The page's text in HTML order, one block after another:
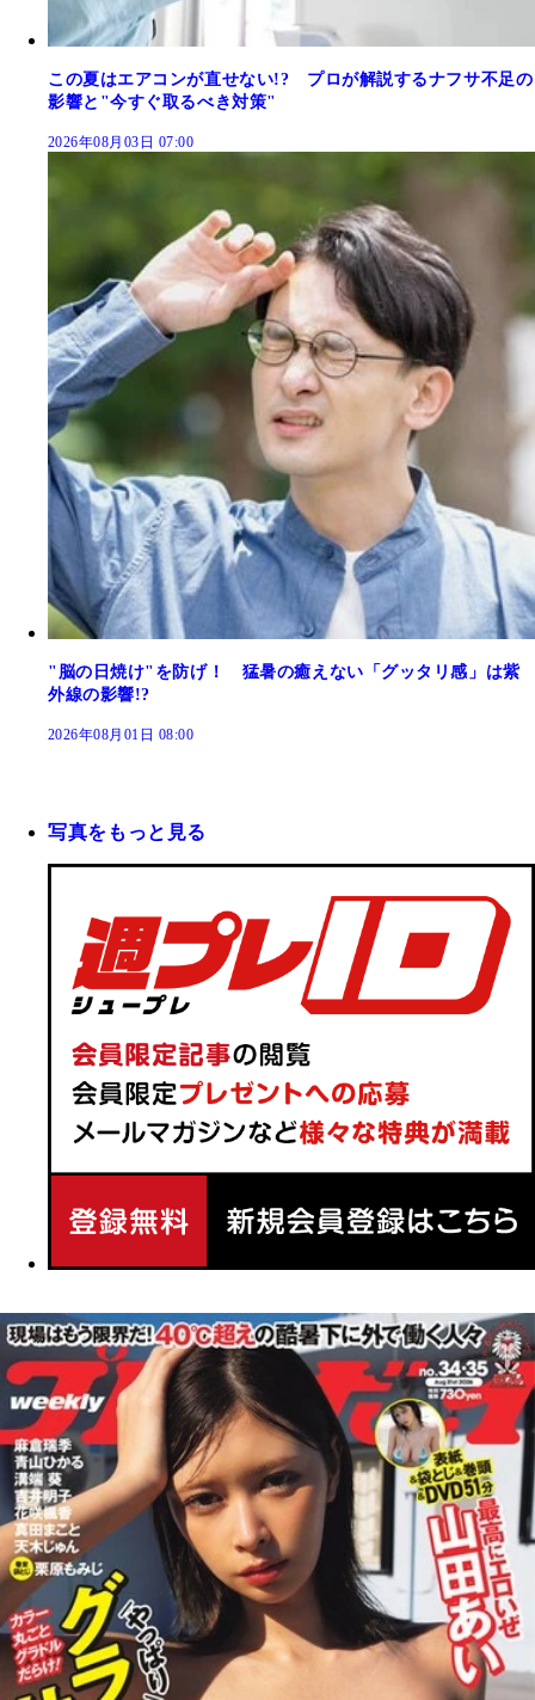
この夏はエアコンが直せない!? プロが解説するナフサ不足の
影響と"今すぐ取るべき対策"
2026年08月03日 07:00
"脳の日焼け"を防げ！ 猛暑の癒えない「グッタリ感」は紫
外線の影響!?
2026年08月01日 08:00
写真をもっと見る